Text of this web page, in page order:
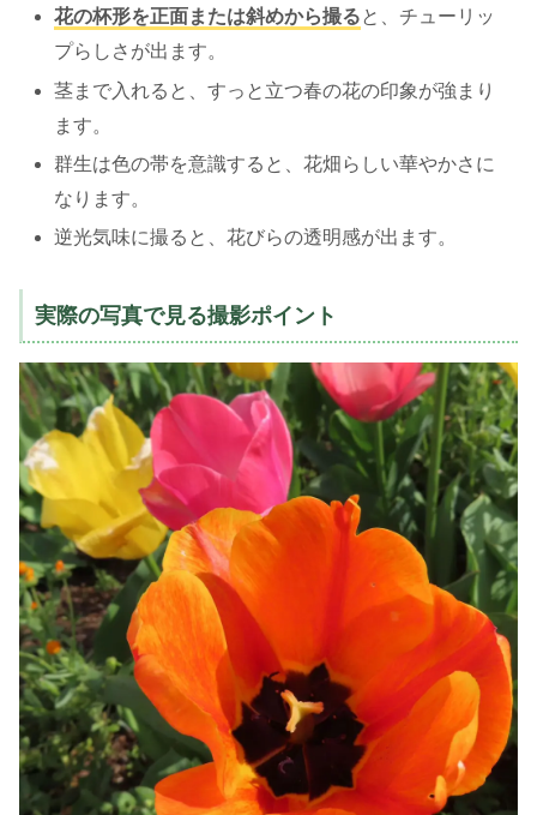
花の杯形を正面または斜めから撮ると、チューリッ
プらしさが出ます。
茎まで入れると、すっと立つ春の花の印象が強まり
ます。
群生は色の帯を意識すると、花畑らしい華やかさに
なります。
逆光気味に撮ると、花びらの透明感が出ます。
実際の写真で見る撮影ポイント